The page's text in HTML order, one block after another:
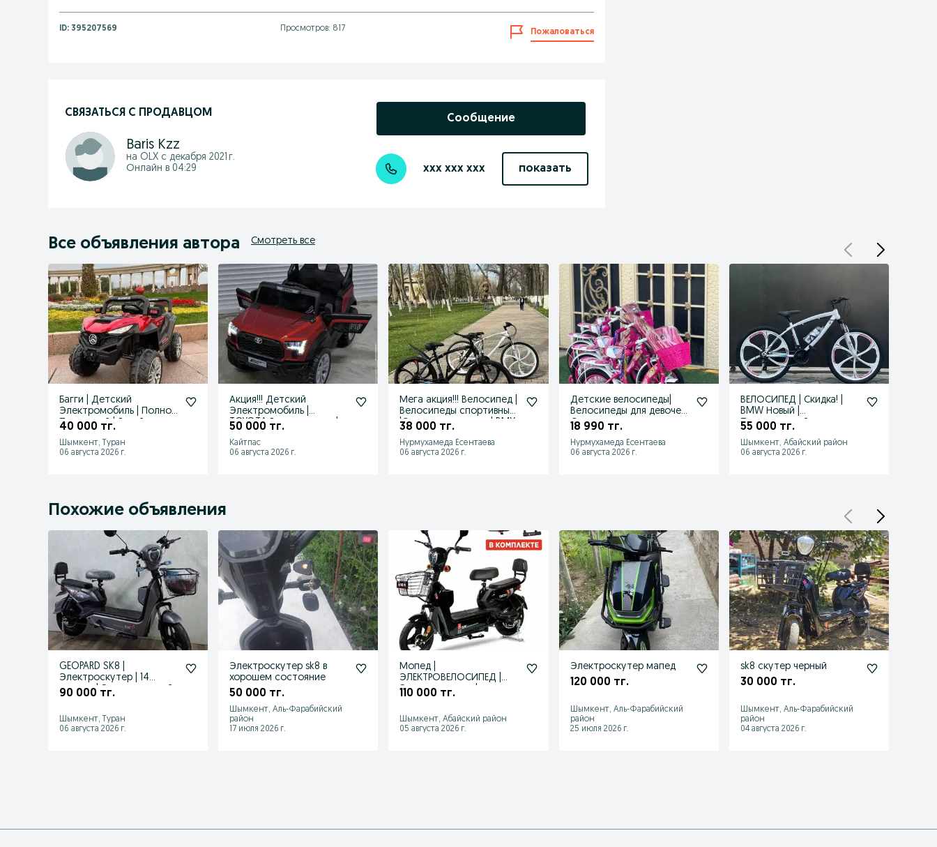
ID: 395207569 Просмотров: 817 Пожаловаться
СВЯЗАТЬСЯ С ПРОДАВЦОМ
Baris Kzz
на OLX с декабря 2021 г.
Онлайн в 04:29
Сообщение
xxx xxx xxx показать
Все объявления автора Смотреть все
Багги | Детский
Электромобиль | Полно
Приводный | Яркий и
40 000 тг.
Шымкент, Туран
06 августа 2026 г.
Акция!!! Детский
Электромобиль |
TOYOTA Внедорожник |
50 000 тг.
Кайтпас
06 августа 2026 г.
Мега акция!!! Велосипед |
Велосипеды спортивные
|Оптом и в розницу| BMX
38 000 тг.
Нурмухамеда Есентаева
06 августа 2026 г.
Детские велосипеды|
Велосипеды для девочек|
Оптом и в розницу
18 990 тг.
Нурмухамеда Есентаева
06 августа 2026 г.
ВЕЛОСИПЕД | Скидка! |
BMW Новый |
Подростковый
55 000 тг.
Шымкент, Абайский район
06 августа 2026 г.
Похожие объявления
GEOPARD SK8 |
Электроскутер | 14
размер | Электрический
90 000 тг.
Шымкент, Туран
06 августа 2026 г.
Электроскутер sk8 в
хорошем состояние
50 000 тг.
Шымкент, Аль-Фарабийский
район
17 июля 2026 г.
Мопед |
ЭЛЕКТРОВЕЛОСИПЕД |
Электроскутер |
110 000 тг.
Шымкент, Абайский район
05 августа 2026 г.
Электроскутер мапед
120 000 тг.
Шымкент, Аль-Фарабийский
район
25 июля 2026 г.
sk8 скутер черный
30 000 тг.
Шымкент, Аль-Фарабийский
район
04 августа 2026 г.